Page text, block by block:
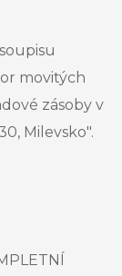
movitých
zásoby v
Milevsko".